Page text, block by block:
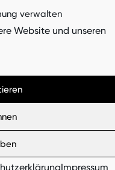
verwalten
Website und unseren
Impressum
GmbH & Co.KG